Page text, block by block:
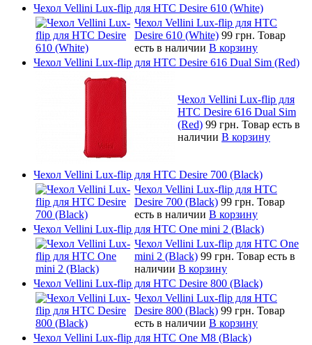
Чехол Vellini Lux-flip для HTC Desire 610 (White)
Чехол Vellini Lux-flip для HTC
Desire 610 (White) 99 грн. Товар
есть в наличии В корзину
Чехол Vellini Lux-flip для HTC Desire 616 Dual Sim (Red)
Чехол Vellini Lux-flip для
HTC Desire 616 Dual Sim
(Red) 99 грн. Товар есть в
наличии В корзину
Чехол Vellini Lux-flip для HTC Desire 700 (Black)
Чехол Vellini Lux-flip для HTC
Desire 700 (Black) 99 грн. Товар
есть в наличии В корзину
Чехол Vellini Lux-flip для HTC One mini 2 (Black)
Чехол Vellini Lux-flip для HTC One
mini 2 (Black) 99 грн. Товар есть в
наличии В корзину
Чехол Vellini Lux-flip для HTC Desire 800 (Black)
Чехол Vellini Lux-flip для HTC
Desire 800 (Black) 99 грн. Товар
есть в наличии В корзину
Чехол Vellini Lux-flip для HTC One M8 (Black)